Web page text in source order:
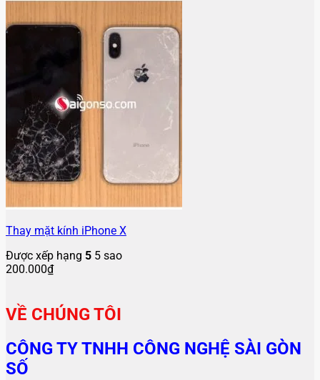
Thay mặt kính iPhone X
Được xếp hạng 5 5 sao
200.000₫
VỀ CHÚNG TÔI
CÔNG TY TNHH CÔNG NGHỆ SÀI GÒN
SỐ